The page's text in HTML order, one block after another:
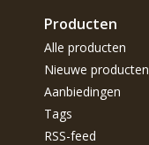
Producten
Alle producten
Nieuwe producten
Aanbiedingen
Tags
RSS-feed